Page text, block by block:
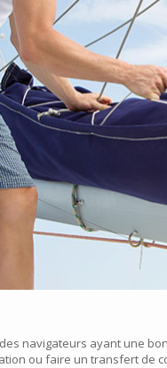
navigateurs ayant une
ou faire un transfert de